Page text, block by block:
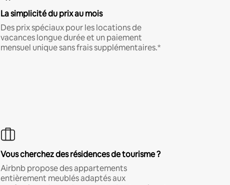
La simplicité du prix au mois
Des prix spéciaux pour les locations de
vacances longue durée et un paiement
mensuel unique sans frais supplémentaires.*
Vous cherchez des résidences de tourisme ?
Airbnb propose des appartements
entièrement meublés adaptés aux